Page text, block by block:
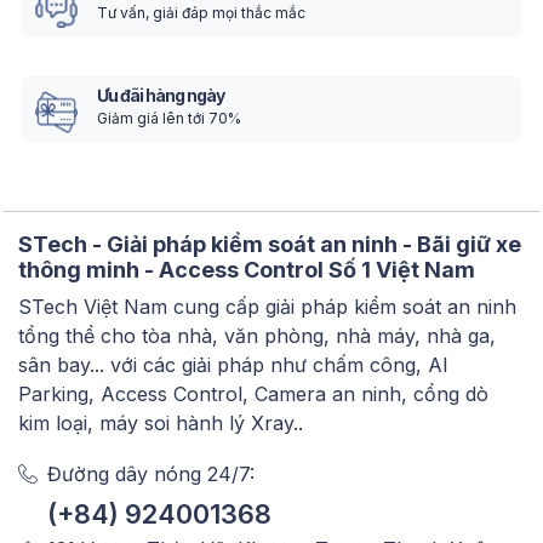
thoại thông minh nhờ thẻ Biostar 2 mobile. Chiếc điện
AES 128 bit.
– Tần số kép, đầu đọc thẻ đa
năng và thông minh vượt trội
Sử dụng công nghệ RFID tần số kép, Suprema
BioLite N2 hỗ trợ cả hai loại RFID (125kHz) và HF
(13,56 MHz), bao gồm mọi các tiêu chuẩn RFID mà
đầu đọc HID nhiều lớp hỗ trợ. Ngoài ra, bên cạnh
chứng chỉ vân tay, chiếc máy chấm công hiện đại này
còn hỗ trợ hầu hết các loại tiêu chuẩn thẻ RFID bao
MIFARE Plus, DESFire / EV1, FeliCa, iCLASS SE / SR,
Tư vấn, giải đáp mọi thắc mắc
Ưu đãi hàng ngày
Giảm giá lên tới 70%
STech - Giải pháp kiểm soát an ninh - Bãi giữ xe
thông minh - Access Control Số 1 Việt Nam
STech Việt Nam cung cấp giải pháp kiểm soát an ninh
tổng thể cho tòa nhà, văn phòng, nhà máy, nhà ga,
sân bay... với các giải pháp như chấm công, AI
Parking, Access Control, Camera an ninh, cổng dò
kim loại, máy soi hành lý Xray..
Đường dây nóng 24/7:
(+84) 924001368